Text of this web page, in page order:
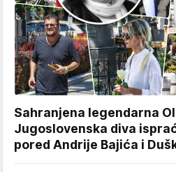
Sahranjena legendarna
Jugoslovenska diva
pored Andrije Bajića i